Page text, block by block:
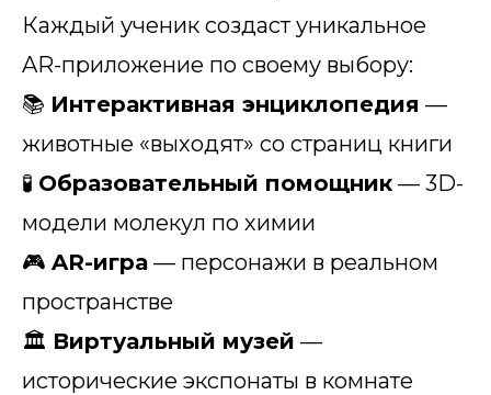
Каждый ученик создаст уникальное
AR-приложение по своему выбору:
📚 Интерактивная энциклопедия —
животные «выходят» со страниц книги
🧪 Образовательный помощник — 3D-
модели молекул по химии
🎮 AR-игра — персонажи в реальном
пространстве
🏛️ Виртуальный музей —
исторические экспонаты в комнате